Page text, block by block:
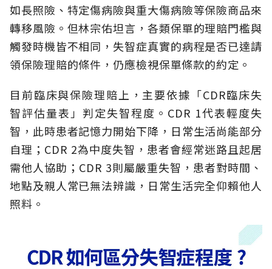
如長照險、特定傷病險與重大傷病險等保險商品來
轉移風險。但林宗佑坦言，各類保單的理賠門檻與
觸發時機皆不相同，失智症真實的病程是否已達請
領保險理賠的條件，仍應檢視保單條款的約定。
目前臨床與保險理賠上，主要依據「CDR臨床失
智評估量表」判定失智程度。CDR 1代表輕度失
智，此時患者記憶力開始下降，日常生活尚能部分
自理；CDR 2為中度失智，患者會經常迷路且起居
需他人協助；CDR 3則屬嚴重失智，患者對時間、
地點及親人常已無法辨識，日常生活完全仰賴他人
照料。